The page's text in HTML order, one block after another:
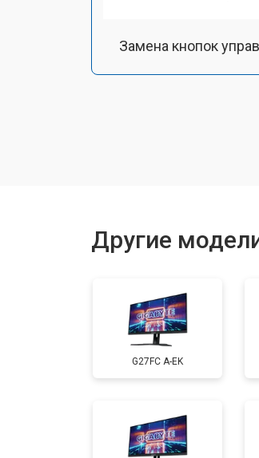
Замена кнопок
Другие
G27FC A-EK